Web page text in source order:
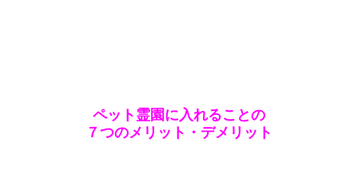
ペット霊園に入れることの
７つのメリット・デメリット